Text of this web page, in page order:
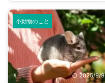
悩みはありませんか？猫との暮ら
しは幸せで満ちていますが、独特
のにおいが気になるという飼い主
さんは少なくありません。 特
に、来客時などは「うちのにお
い、大丈夫かな？」と不安に感じ
てしまうこともあるでしょう。
この記事では、猫のにおいの原因
小動物のこと
2025/9/9